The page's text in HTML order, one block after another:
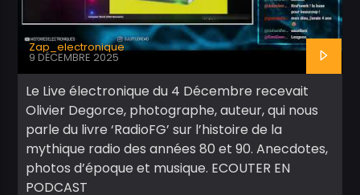
Zap_electronique
9 DÉCEMBRE 2025
Le Live électronique du 4 Décembre recevait
Olivier Degorce, photographe, auteur, qui nous
parle du livre ‘RadioFG’ sur l’histoire de la
mythique radio des années 80 et 90. Anecdotes,
photos d’époque et musique. ECOUTER EN
PODCAST